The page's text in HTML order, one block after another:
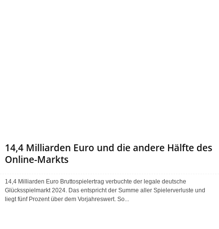
14,4 Milliarden Euro und die andere Hälfte des
Online-Markts
14,4 Milliarden Euro Bruttospielertrag verbuchte der legale deutsche
Glücksspielmarkt 2024. Das entspricht der Summe aller Spielerverluste und
liegt fünf Prozent über dem Vorjahreswert. So...